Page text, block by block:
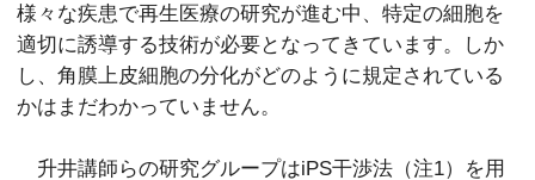
様々な疾患で再生医療の研究が進む中、特定の細胞を
適切に誘導する技術が必要となってきています。しか
し、角膜上皮細胞の分化がどのように規定されている
かはまだわかっていません。
升井講師らの研究グループはiPS干渉法（注1）を用